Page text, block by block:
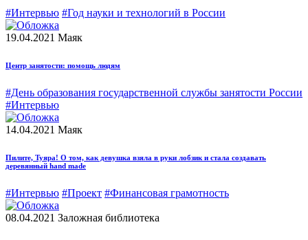
#Интервью #Год науки и технологий в России
19.04.2021 Маяк
Центр занятости: помощь людям
#День образования государственной службы занятости России
#Интервью
14.04.2021 Маяк
Пилите, Туяра! О том, как девушка взяла в руки лобзик и стала создавать
деревянный hand made
#Интервью #Проект #Финансовая грамотность
08.04.2021 Заложная библиотека